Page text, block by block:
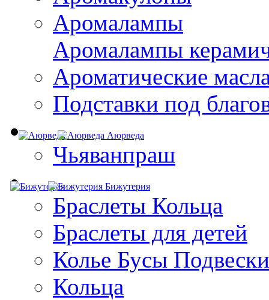
Аромалампы
Aромалампы
Ароматические
Подставки под
Аюрведа
Чьяванпраш
Бижутерия
Браслеты Кольца
Браслеты для детей
Колье Бусы Подвески
Кольца